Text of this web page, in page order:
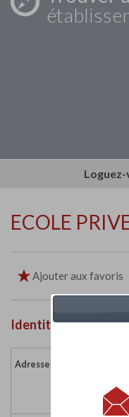
ECOLE
Ajouter aux favoris
Identité de
Adresse :